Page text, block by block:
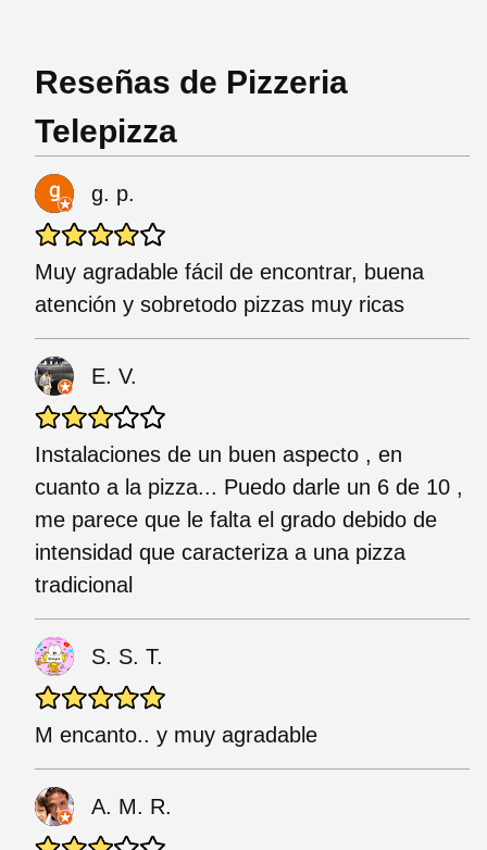
Reseñas de Pizzeria
Telepizza
g. p.
Muy agradable fácil de encontrar, buena
atención y sobretodo pizzas muy ricas
E. V.
Instalaciones de un buen aspecto , en
cuanto a la pizza... Puedo darle un 6 de 10 ,
me parece que le falta el grado debido de
intensidad que caracteriza a una pizza
tradicional
S. S. T.
M encanto.. y muy agradable
A. M. R.